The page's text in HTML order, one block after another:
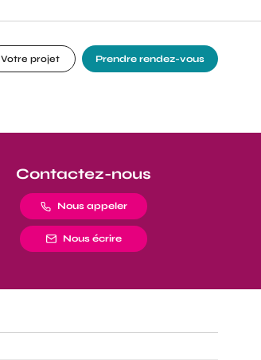
Votre projet Prendre rendez-vous
Contactez-nous
Nous appeler
Nous écrire